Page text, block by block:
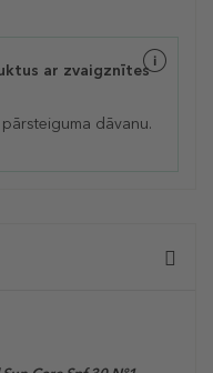
ar zvaigznītes
dāvanu.